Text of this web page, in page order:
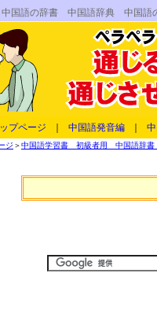
中国語の辞書 中国語辞典 中
ップページ 中国語発音編
ジ ＞中国語学習書 初級者用 中国語辞書